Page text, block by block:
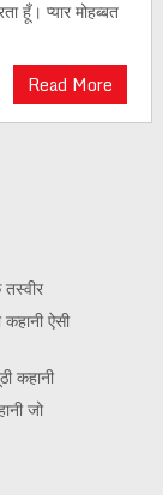
हूँ। प्यार मोहब्बत
Read More
ऐसी
कहानी
जो